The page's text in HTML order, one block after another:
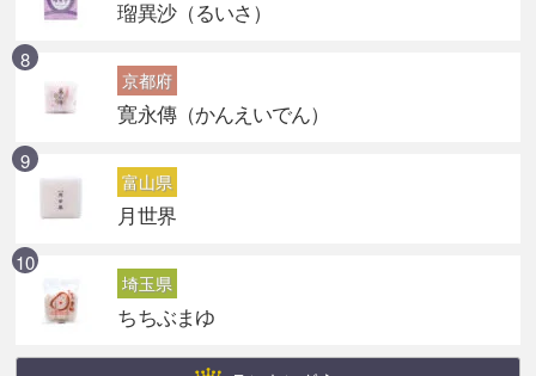
瑠異沙（るいさ）
京都府
寛永傳（かんえいでん）
富山県
月世界
埼玉県
ちちぶまゆ